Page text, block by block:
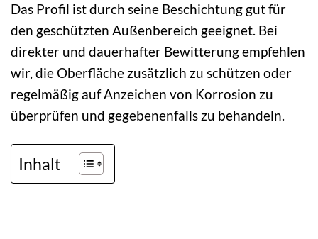
Das Profil ist durch seine Beschichtung gut für
den geschützten Außenbereich geeignet. Bei
direkter und dauerhafter Bewitterung empfehlen
wir, die Oberfläche zusätzlich zu schützen oder
regelmäßig auf Anzeichen von Korrosion zu
überprüfen und gegebenenfalls zu behandeln.
Inhalt